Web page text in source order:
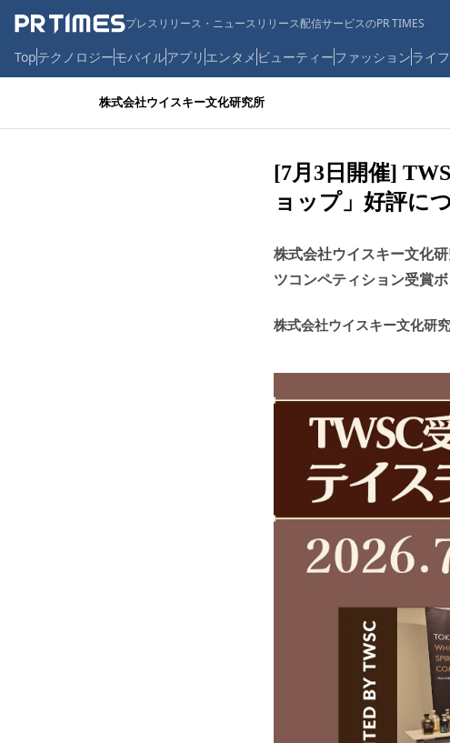
プレスリリース・ニュースリリース配信サービスのPR TIMES
Topテクノロジーモバイルアプリ エンタメ ビューティーファッションライ
株式会社ウイスキー文化研究所
[7月3日開催]
ョップ」好評に
株式会社ウイスキー文化
ツコンペティション受賞
株式会社ウイスキー文化研